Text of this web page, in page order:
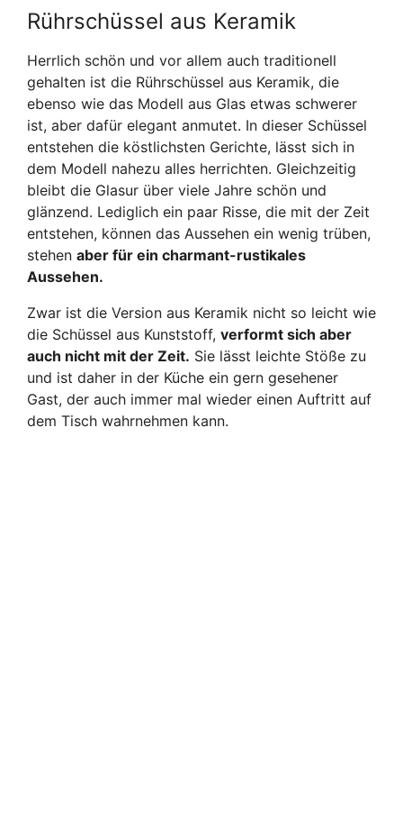
Rührschüssel aus Keramik
Herrlich schön und vor allem auch traditionell
gehalten ist die Rührschüssel aus Keramik, die
ebenso wie das Modell aus Glas etwas schwerer
ist, aber dafür elegant anmutet. In dieser Schüssel
entstehen die köstlichsten Gerichte, lässt sich in
dem Modell nahezu alles herrichten. Gleichzeitig
bleibt die Glasur über viele Jahre schön und
glänzend. Lediglich ein paar Risse, die mit der Zeit
entstehen, können das Aussehen ein wenig trüben,
stehen aber für ein charmant-rustikales
Aussehen.
Zwar ist die Version aus Keramik nicht so leicht wie
die Schüssel aus Kunststoff, verformt sich aber
auch nicht mit der Zeit. Sie lässt leichte Stöße zu
und ist daher in der Küche ein gern gesehener
Gast, der auch immer mal wieder einen Auftritt auf
dem Tisch wahrnehmen kann.